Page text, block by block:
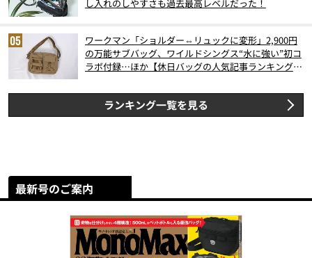
し入れのしやすさも過去最高レベルだった！
ワークマン「ショルダー⇔リュックに変形」2,900円
の万能サブバッグ、ワイルドシングス“水に強い”初コ
ラボ付録…ほか【休日バッグの人気記事ランキングベ
ランキング一覧を見る
最新号のご案内